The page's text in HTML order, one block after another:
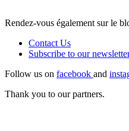
Rendez-vous également sur le
Contact Us
Subscribe to our
Follow us on facebook and
Thank you to our partners.